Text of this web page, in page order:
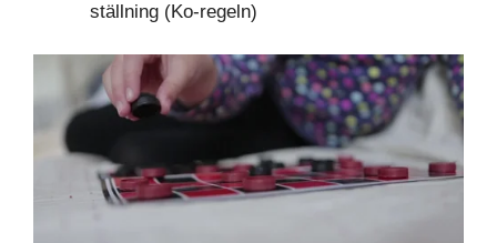
ställning (Ko-regeln)